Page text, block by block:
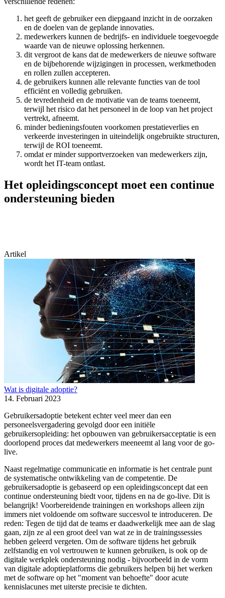
het geeft de gebruiker een diepgaand inzicht in de oorzaken
en de doelen van de geplande innovaties.
medewerkers kunnen de bedrijfs- en individuele toegevoegde
waarde van de nieuwe oplossing herkennen.
dit vergroot de kans dat de medewerkers de nieuwe software
en de bijbehorende wijzigingen in processen, werkmethoden
en rollen zullen accepteren.
de gebruikers kunnen alle relevante functies van de tool
efficiënt en volledig gebruiken.
de tevredenheid en de motivatie van de teams toeneemt,
terwijl het risico dat het personeel in de loop van het project
vertrekt, afneemt.
minder bedieningsfouten voorkomen prestatieverlies en
verkeerde investeringen in uiteindelijk ongebruikte structuren,
terwijl de ROI toeneemt.
omdat er minder supportverzoeken van medewerkers zijn,
wordt het IT-team ontlast.
Het opleidingsconcept moet een continue
ondersteuning bieden
Artikel
Wat is digitale adoptie?
14. Februari 2023
Gebruikersadoptie betekent echter veel meer dan een
personeelsvergadering gevolgd door een initiële
gebruikersopleiding: het opbouwen van gebruikersacceptatie is een
doorlopend proces dat medewerkers meeneemt al lang voor de go-
live.
Naast regelmatige communicatie en informatie is het centrale punt
de systematische ontwikkeling van de competentie. De
gebruikersadoptie is gebaseerd op een opleidingsconcept dat een
continue ondersteuning biedt voor, tijdens en na de go-live. Dit is
belangrijk! Voorbereidende trainingen en workshops alleen zijn
immers niet voldoende om software succesvol te introduceren. De
reden: Tegen de tijd dat de teams er daadwerkelijk mee aan de slag
gaan, zijn ze al een groot deel van wat ze in de trainingssessies
hebben geleerd vergeten. Om de software tijdens het gebruik
zelfstandig en vol vertrouwen te kunnen gebruiken, is ook op de
digitale werkplek ondersteuning nodig - bijvoorbeeld in de vorm
van digitale adoptieplatforms die gebruikers helpen bij het werken
met de software op het "moment van behoefte" door acute
kennislacunes met uiterste precisie te dichten.